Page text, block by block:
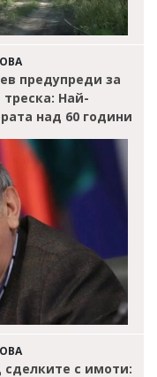
предупреди за
Най-
над 60 години
сделките с имоти: